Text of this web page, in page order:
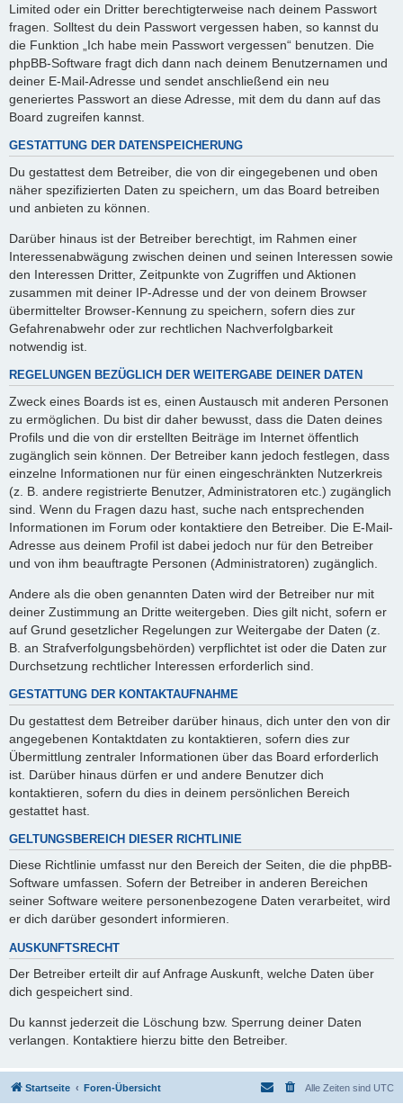
Limited oder ein Dritter berechtigterweise nach deinem Passwort
fragen. Solltest du dein Passwort vergessen haben, so kannst du
die Funktion „Ich habe mein Passwort vergessen“ benutzen. Die
phpBB-Software fragt dich dann nach deinem Benutzernamen und
deiner E-Mail-Adresse und sendet anschließend ein neu
generiertes Passwort an diese Adresse, mit dem du dann auf das
Board zugreifen kannst.
GESTATTUNG DER DATENSPEICHERUNG
Du gestattest dem Betreiber, die von dir eingegebenen und oben
näher spezifizierten Daten zu speichern, um das Board betreiben
und anbieten zu können.
Darüber hinaus ist der Betreiber berechtigt, im Rahmen einer
Interessenabwägung zwischen deinen und seinen Interessen sowie
den Interessen Dritter, Zeitpunkte von Zugriffen und Aktionen
zusammen mit deiner IP-Adresse und der von deinem Browser
übermittelter Browser-Kennung zu speichern, sofern dies zur
Gefahrenabwehr oder zur rechtlichen Nachverfolgbarkeit
notwendig ist.
REGELUNGEN BEZÜGLICH DER WEITERGABE DEINER DATEN
Zweck eines Boards ist es, einen Austausch mit anderen Personen
zu ermöglichen. Du bist dir daher bewusst, dass die Daten deines
Profils und die von dir erstellten Beiträge im Internet öffentlich
zugänglich sein können. Der Betreiber kann jedoch festlegen, dass
einzelne Informationen nur für einen eingeschränkten Nutzerkreis
(z. B. andere registrierte Benutzer, Administratoren etc.) zugänglich
sind. Wenn du Fragen dazu hast, suche nach entsprechenden
Informationen im Forum oder kontaktiere den Betreiber. Die E-Mail-
Adresse aus deinem Profil ist dabei jedoch nur für den Betreiber
und von ihm beauftragte Personen (Administratoren) zugänglich.
Andere als die oben genannten Daten wird der Betreiber nur mit
deiner Zustimmung an Dritte weitergeben. Dies gilt nicht, sofern er
auf Grund gesetzlicher Regelungen zur Weitergabe der Daten (z.
B. an Strafverfolgungsbehörden) verpflichtet ist oder die Daten zur
Durchsetzung rechtlicher Interessen erforderlich sind.
GESTATTUNG DER KONTAKTAUFNAHME
Du gestattest dem Betreiber darüber hinaus, dich unter den von dir
angegebenen Kontaktdaten zu kontaktieren, sofern dies zur
Übermittlung zentraler Informationen über das Board erforderlich
ist. Darüber hinaus dürfen er und andere Benutzer dich
kontaktieren, sofern du dies in deinem persönlichen Bereich
gestattet hast.
GELTUNGSBEREICH DIESER RICHTLINIE
Diese Richtlinie umfasst nur den Bereich der Seiten, die die phpBB-
Software umfassen. Sofern der Betreiber in anderen Bereichen
seiner Software weitere personenbezogene Daten verarbeitet, wird
er dich darüber gesondert informieren.
AUSKUNFTSRECHT
Der Betreiber erteilt dir auf Anfrage Auskunft, welche Daten über
dich gespeichert sind.
Du kannst jederzeit die Löschung bzw. Sperrung deiner Daten
verlangen. Kontaktiere hierzu bitte den Betreiber.
Startseite Foren-Übersicht Alle Zeiten sind UTC